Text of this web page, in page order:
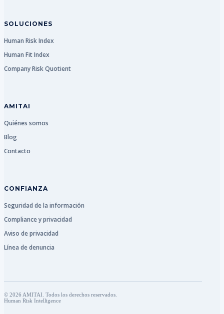
SOLUCIONES
Human Risk Index
Human Fit Index
Company Risk Quotient
AMITAI
Quiénes somos
Blog
Contacto
CONFIANZA
Seguridad de la información
Compliance y privacidad
Aviso de privacidad
Línea de denuncia
© 2026 AMITAI. Todos los derechos reservados.
Human Risk Intelligence